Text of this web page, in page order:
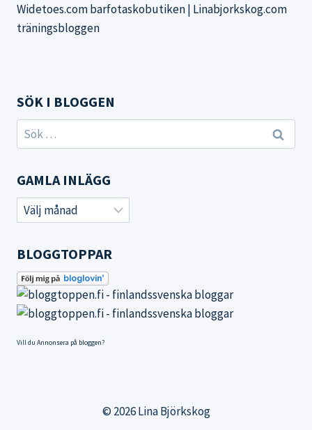
Widetoes.com barfotaskobutiken| Linabjorkskog.com
träningsbloggen
SÖK I BLOGGEN
Sök
efter:
GAMLA INLÄGG
Gamla
inlägg
BLOGGTOPPAR
Vill du Annonsera på bloggen?
© 2026 Lina Björkskog